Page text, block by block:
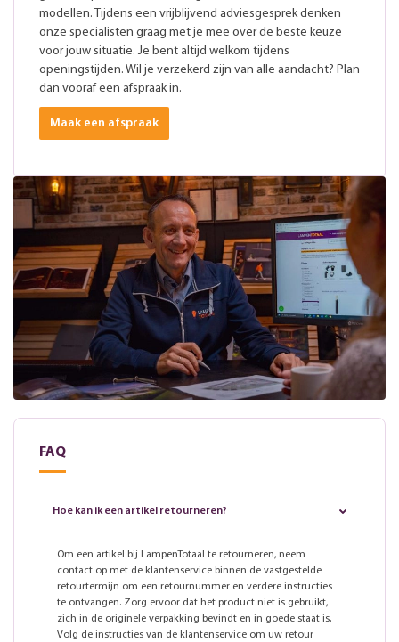
modellen. Tijdens een vrijblijvend adviesgesprek denken
onze specialisten graag met je mee over de beste keuze
voor jouw situatie. Je bent altijd welkom tijdens
openingstijden. Wil je verzekerd zijn van alle aandacht? Plan
dan vooraf een afspraak in.
Maak een afspraak
FAQ
Hoe kan ik een artikel retourneren?
Om een artikel bij LampenTotaal te retourneren, neem
contact op met de klantenservice binnen de vastgestelde
retourtermijn om een retournummer en verdere instructies
te ontvangen. Zorg ervoor dat het product niet is gebruikt,
zich in de originele verpakking bevindt en in goede staat is.
Volg de instructies van de klantenservice om uw retour